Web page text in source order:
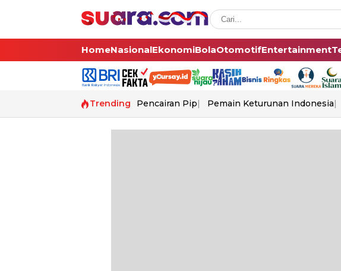
HomeNasionalEkonomiBolaOtomotifEntertainment
Trending Pencairan Pip Pemain Keturunan Indonesia